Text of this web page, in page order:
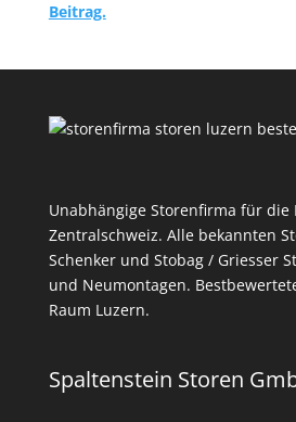
Beitrag.
Unabhängige Storenfirma für die
Zentralschweiz. Alle bekannten
Schenker und Stobag / Griesser
und Neumontagen.
Raum Luzern.
Spaltenstein Storen